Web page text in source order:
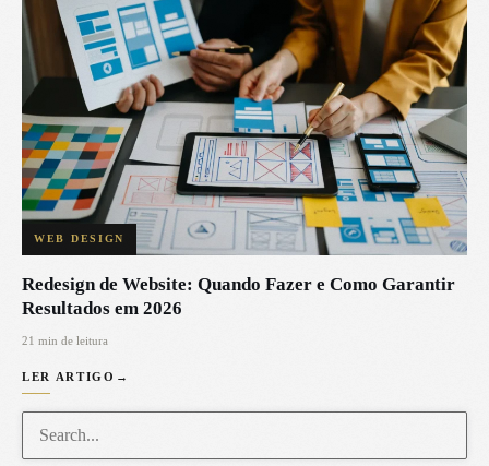
WEB DESIGN
Redesign de Website: Quando Fazer e Como Garantir
Resultados em 2026
21 min de leitura
LER ARTIGO →